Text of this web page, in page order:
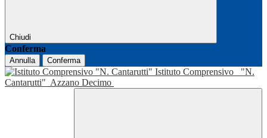
Chiudi
Conferma
Annulla Conferma
Istituto Comprensivo
"N.
Cantarutti" Azzano Decimo